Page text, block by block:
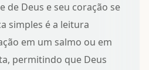
de Deus e seu coração se
simples é a leitura
em um salmo ou em
permitindo que Deus